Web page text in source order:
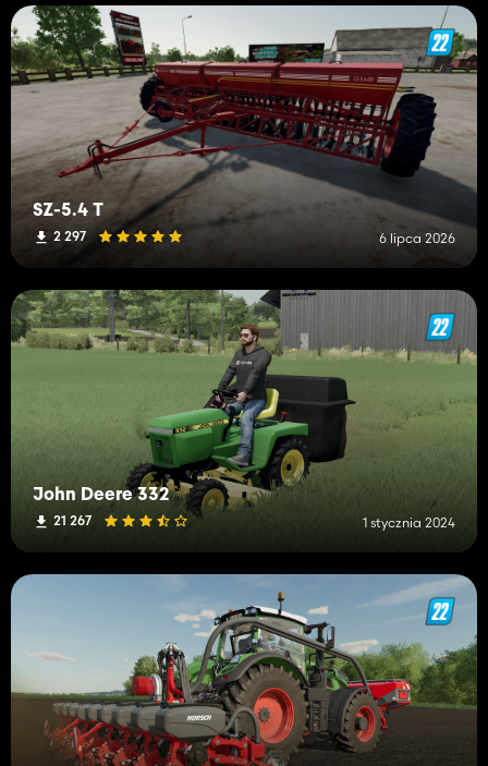
SZ-5.4 T
2 297 6 lipca 2026
John Deere 332
21 267 1 stycznia 2024